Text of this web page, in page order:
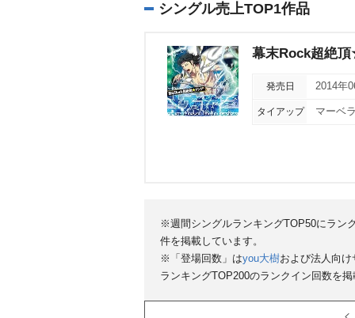
シングル売上TOP1作品
幕末Rock超絶
発売日 2014年
タイアップ マーベ
※週間シングルランキングTOP50にラン
件を掲載しています。
※「登場回数」はyou大樹および法人向
ランキングTOP200のランクイン回数を